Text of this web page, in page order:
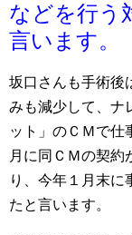
などを行う
言います。
坂口さんも手術後
みも減少して、ナ
ット」のＣＭで仕
月に同ＣＭの契約
り、今年１月末に
たと言います。